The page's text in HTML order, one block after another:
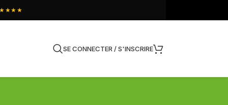
SE CONNECTER / S'INSCRIRE